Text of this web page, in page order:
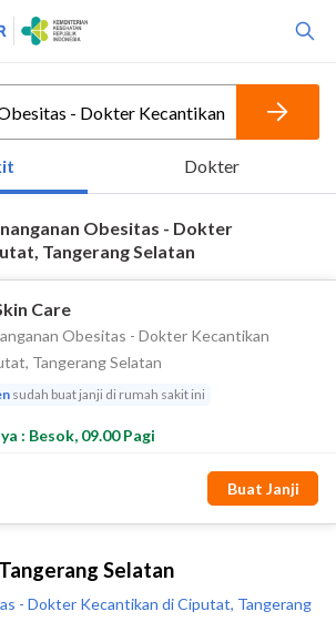
Selatan
- Dokter Kecantikan di Ciputat, Tangerang